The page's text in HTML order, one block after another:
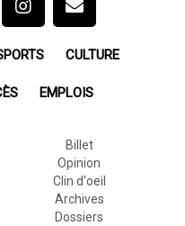
CULTURE
EMPLOIS
Billet
Opinion
Clin d'oeil
Archives
Dossiers